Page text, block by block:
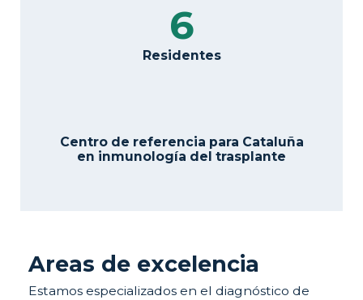
6
Residentes
Centro de referencia para Cataluña
en inmunología del trasplante
Areas de excelencia
Estamos especializados en el diagnóstico de